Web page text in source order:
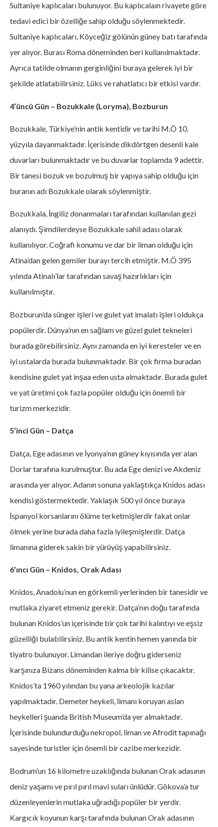
Sultaniye kaplıcaları bulunuyor. Bu kaplıcalaın rivayete göre
tedavi edici bir özelliğe sahip olduğu söylenmektedir.
Sultaniye kaplıcaları, Köyceğiz gölünün güney batı tarafında
yer alıyor. Burası Roma döneminden beri kullanılmaktadır.
Ayrıca tatilde olmanın gerginliğini buraya gelerek iyi bir
şekilde atlatabilirsiniz. Lüks ve rahatlatıcı bir etkisi vardır.
4’üncü Gün – Bozukkale (Loryma), Bozburun
Bozukkale, Türkiye’nin antik kentidir ve tarihi M.Ö 10.
yüzyıla dayanmaktadır. İçerisinde dikdörtgen desenli kale
duvarları bulunmaktadır ve bu duvarlar toplamda 9 adettir.
Bir tanesi bozuk ve bozulmuş bir yapıya sahip olduğu için
buranın adı Bozukkale olarak söylenmiştir.
Bozukkala, İngiliz donanmaları tarafından kullanılan gezi
alanıydı. Şimdilerdeyse Bozukkale sahil adası olarak
kullanılıyor. Coğrafi konumu ve dar bir liman olduğu için
Atina’dan gelen gemiler burayı tercih etmiştir. M.Ö 395
yılında Atinalı’lar tarafından savaş hazırlıkları için
kullanılmıştır.
Bozburun’da sünger işleri ve gulet yat imalatı işleri oldukça
popülerdir. Dünya’nın en sağlam ve güzel gulet tekneleri
burada görebilirsiniz. Aynı zamanda en iyi keresteler ve en
iyi ustalarda burada bulunmaktadır. Bir çok firma buradan
kendisine gulet yat inşaa eden usta almaktadır. Burada gulet
ve yat üretimi çok fazla popüler olduğu için önemli bir
turizm merkezidir.
5’inci Gün – Datça
Datça, Ege adasının ve İyonya’nın güney kıyısında yer alan
Dorlar tarafına kurulmuştur. Bu ada Ege denizi ve Akdeniz
arasında yer alıyor. Adanın sonuna yaklaştıkça Knidos adası
kendisi göstermektedir. Yaklaşık 500 yıl önce buraya
İspanyol korsanlarını ölüme terketmişlerdir fakat onlar
ölmek yerine burada daha fazla iyileşmişlerdir. Datça
limanına giderek sakin bir yürüyüş yapabilirsiniz.
6’ıncı Gün – Knidos, Orak Adası
Knidos, Anadolu’nun en görkemli yerlerinden bir tanesidir ve
mutlaka ziyaret etmeniz gerekir. Datça’nın doğu tarafında
bulunan Knidos’un içerisinde bir çok tarihi kalıntıyı ve eşsiz
güzelliği bulabilirsiniz. Bu antik kentin hemen yanında bir
tiyatro bulunuyor. Limandan ileriye doğru giderseniz
karşınıza Bizans döneminden kalma bir kilise çıkacaktır.
Knidos’ta 1960 yılından bu yana arkeolojik kazılar
yapılmaktadır. Demeter heykeli, limanı koruyan aslan
heykelleri şuanda British Museum’da yer almaktadır.
İçerisinde bulundurduğu nekropol, liman ve Afrodit tapınağı
sayesinde turistler için önemli bir cazibe merkezidir.
Bodrum’un 16 kilometre uzaklığında bulunan Orak adasının
deniz yaşamı ve pırıl pırıl mavi suları ünlüdür. Gökova’a tur
düzenleyenlerin mutlaka uğradığı popüler bir yerdir.
Kargıcık koyunun karşı tarafında bulunan Orak adasının